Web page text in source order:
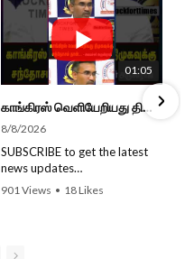
01:05
காங்கிரஸ் வெளியேறியது திமுகவுக்கு சந்தோசம் தான்... - அமைச்சர் அருண்ராஜ்
8/8/2026
SUBSCRIBE to get the latest
news updates
ROCKFORT TIMES for NEW
901 Views • 18 Likes